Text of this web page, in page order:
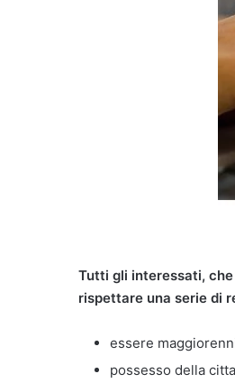
Tutti gli interessati,
rispettare una serie di
essere
possesso della